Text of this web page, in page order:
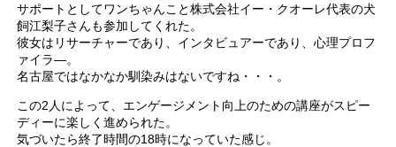
サポートとしてワンちゃんこと株式会社イー・クオーレ代表の犬
飼江梨子さんも参加してくれた。
彼女はリサーチャーであり、インタビュアーであり、心理プロフ
ァイラ―。
名古屋ではなかなか馴染みはないですね・・・。
この2人によって、エンゲージメント向上のための講座がスピー
ディーに楽しく進められた。
気づいたら終了時間の18時になっていた感じ。